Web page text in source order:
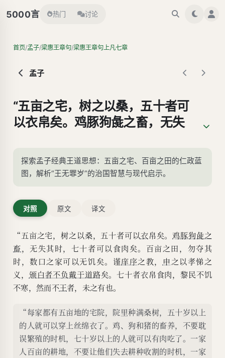
5000言 热门 讨论
首页/孟子/梁惠王章句/梁惠王章句上凡七章
孟子
“五亩之宅，树之以桑，五十者可
以衣帛矣。鸡豚狗彘之畜，无失
之田，勿夺其时，数口之家可以
无饥矣。谨庠序之教，申之以孝
矣。七十者衣帛食肉，黎民不饥
不寒，然而不王者，未之有也。
“狗彘食人食而不知检，涂有饿莩
而不知发；人死则曰：‘非我也，
岁也。’是何异于刺人而杀之，
曰：‘非我也，兵也。’王无罪岁，
探索孟子经典王道思想：五亩之宅、百亩之田的仁政蓝
图，解析“王无罪岁”的治国智慧与现代启示。
对照 原文 译文
“五亩之宅，树之以桑，五十者可以衣帛矣。鸡豚狗彘之
畜，无失其时，七十者可以食肉矣。百亩之田，勿夺其
时，数口之家可以无饥矣。谨庠序之教， 申之以孝悌之
义， 颁白者不负戴于道路矣。七十者衣帛食肉，黎民不饥
不寒，然而不王者，未之有也。
“每家都有五亩地的宅院，院里种满桑树，五十岁以上
的人就可以穿上丝绵衣了。鸡、狗和猪的畜养，不要耽
误繁殖的时机，七十岁以上的人就可以有肉吃了。一家
人百亩的耕地，不要让他们失去耕种收割的时机，一家